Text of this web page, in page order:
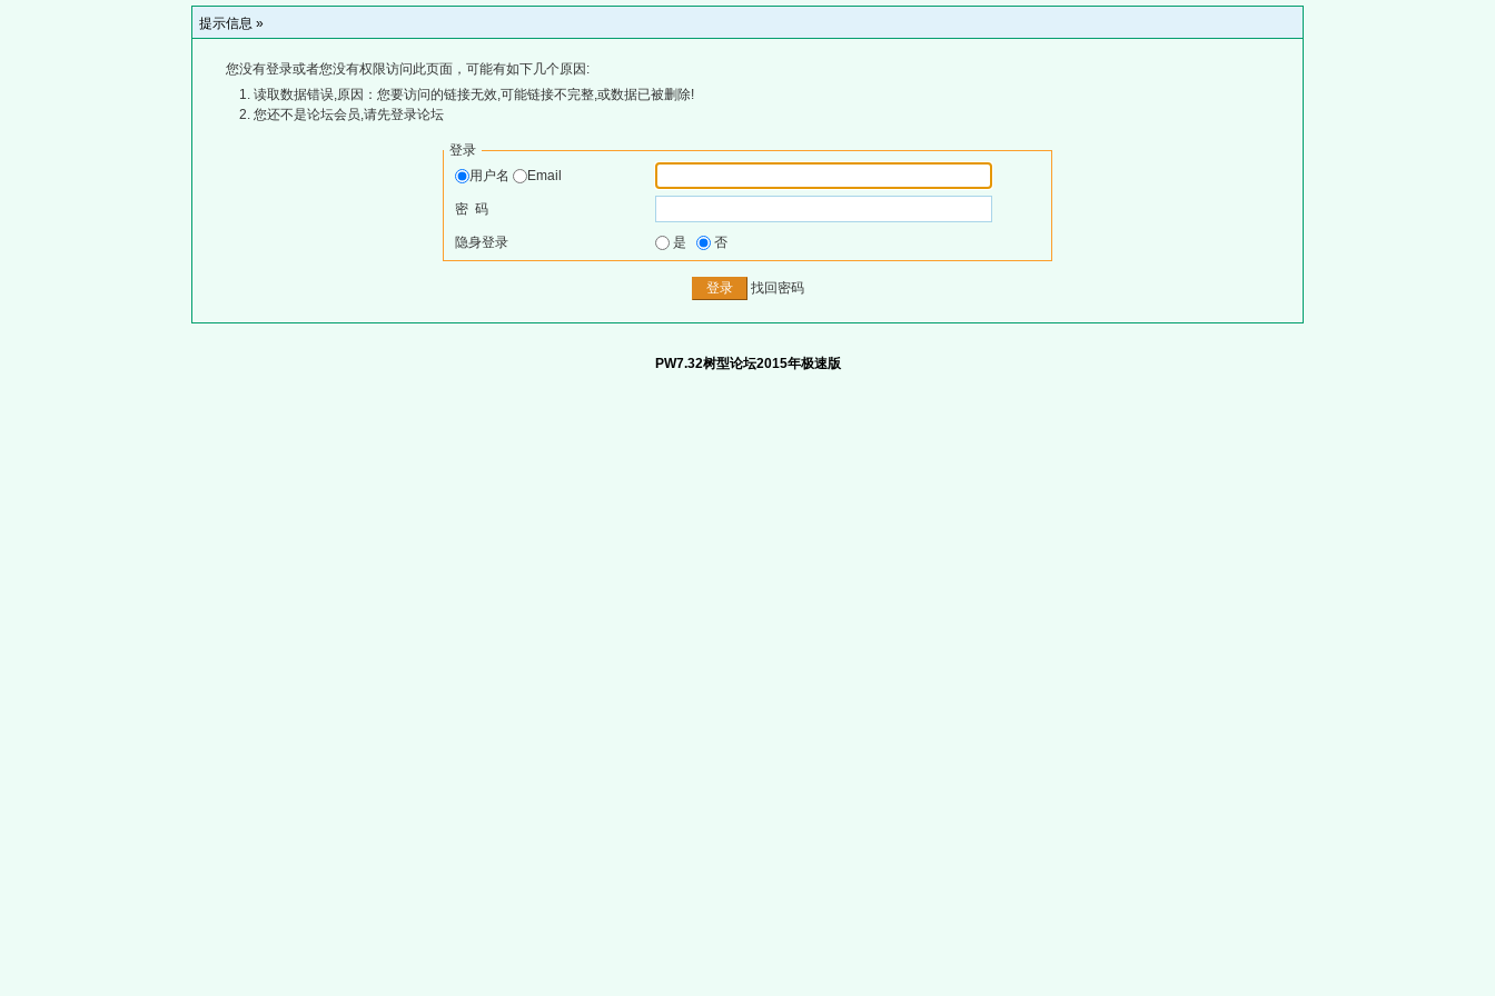
提示信息 »
您没有登录或者您没有权限访问此页面，可能有如下几个原因:
读取数据错误,原因：您要访问的链接无效,可能链接不完整,或数据已被删除!
您还不是论坛会员,请先登录论坛
登录
用户名
Email
密 码
隐身登录 是 否
找回密码
PW7.32树型论坛2015年极速版